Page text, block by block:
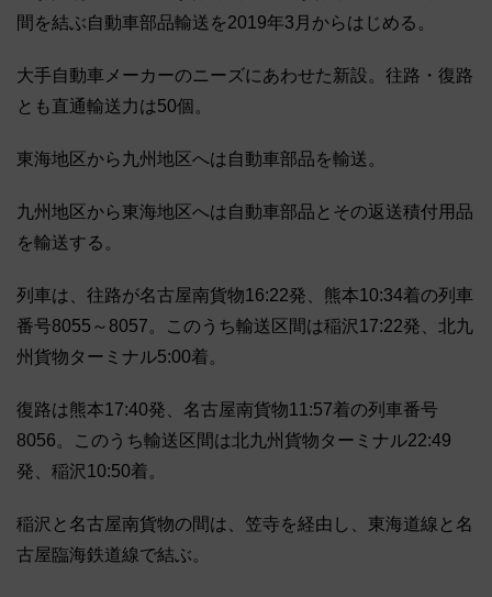
間を結ぶ自動車部品輸送を2019年3月からはじめる。
大手自動車メーカーのニーズにあわせた新設。往路・復路
とも直通輸送力は50個。
東海地区から九州地区へは自動車部品を輸送。
九州地区から東海地区へは自動車部品とその返送積付用品
を輸送する。
列車は、往路が名古屋南貨物16:22発、熊本10:34着の列車
番号8055～8057。このうち輸送区間は稲沢17:22発、北九
州貨物ターミナル5:00着。
復路は熊本17:40発、名古屋南貨物11:57着の列車番号
8056。このうち輸送区間は北九州貨物ターミナル22:49
発、稲沢10:50着。
稲沢と名古屋南貨物の間は、笠寺を経由し、東海道線と名
古屋臨海鉄道線で結ぶ。